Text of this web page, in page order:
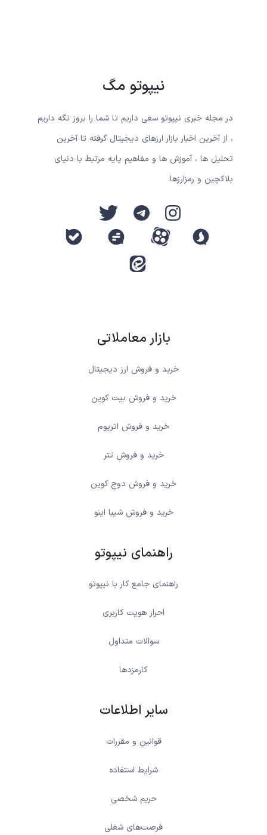
نیپوتو مگ
در مجله خبری نیپوتو سعی داریم تا شما را بروز نگه داریم
، از آخرین اخبار بازار ارزهای دیجیتال گرفته تا آخرین
تحلیل ها ، آموزش ها و مفاهیم پایه مرتبط با دنیای
بلاکچین و رمزارزها.
بازار معاملاتی
خرید و فروش ارز دیجیتال
خرید و فروش بیت کوین
خرید و فروش اتریوم
خرید و فروش تتر
خرید و فروش دوج کوین
خرید و فروش شیبا اینو
راهنمای نیپوتو
راهنمای جامع کار با نیپوتو
احراز هویت کاربری
سوالات متداول
کارمزدها
سایر اطلاعات
قوانین و مقررات
شرایط استفاده
حریم شخصی
فرصت‌های شغلی